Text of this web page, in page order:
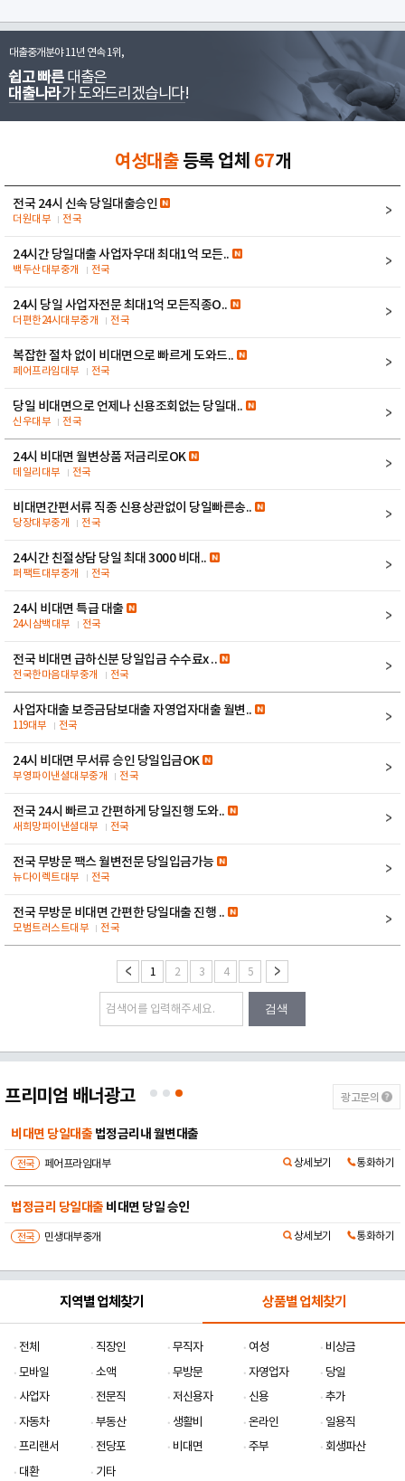
대출중개분야 11년 연속 1위,
쉽고 빠른 대출은
대출나라가 도와드리겠습니다!
여성대출등록 업체 67개
전국 24시 신속 당일대출승인
더원대부 전국
24시간 당일대출 사업자우대 최대1억 모든..
백두산대부중개 전국
24시 당일 사업자전문 최대1억 모든직종O..
더편한24시대부중개 전국
복잡한 절차 없이 비대면으로 빠르게 도와드..
페어프라임대부 전국
당일 비대면으로 언제나 신용조회없는 당일대..
신우대부 전국
24시 비대면 월변상품 저금리로OK
데일리대부 전국
비대면간편서류 직종 신용상관없이 당일빠른송..
당장대부중개 전국
24시간 친절상담 당일 최대 3000 비대..
퍼팩트대부중개 전국
24시 비대면 특급 대출
24시삼백대부 전국
전국 비대면 급하신분 당일입금 수수료x ..
전국한마음대부중개 전국
사업자대출 보증금담보대출 자영업자대출 월변..
119대부 전국
24시 비대면 무서류 승인 당일입금OK
부영파이낸셜대부중개 전국
전국 24시 빠르고 간편하게 당일진행 도와..
새희망파이낸셜대부 전국
전국 무방문 팩스 월변전문 당일입금가능
뉴다이렉트대부 전국
전국 무방문 비대면 간편한 당일대출 진행 ..
모범트러스트대부 전국
1 2 3 4 5
검색
프리미엄 배너광고 광고문의
비대면 당일대출 법정금리내 월변대출
전국 페어프라임대부 상세보기 통화하기
법정금리 당일대출 비대면 당일 승인
전국 민생대부중개 상세보기 통화하기
지역별 업체찾기 상품별 업체찾기
전체 직장인 무직자 여성
비상금
모바일
소액 무방문 자영업자
당일
사업자
전문직 저신용자 신용
추가
자동차
부동산 생활비 온라인
일용직
프리랜서
전당포 비대면 주부
회생파산
대환
기타